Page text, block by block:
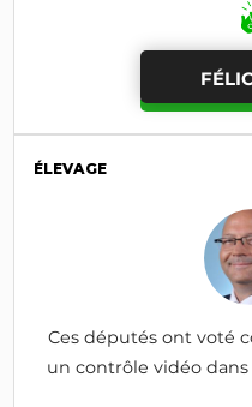
ÉLEVAGE
Ces députés ont voté
un contrôle vidéo